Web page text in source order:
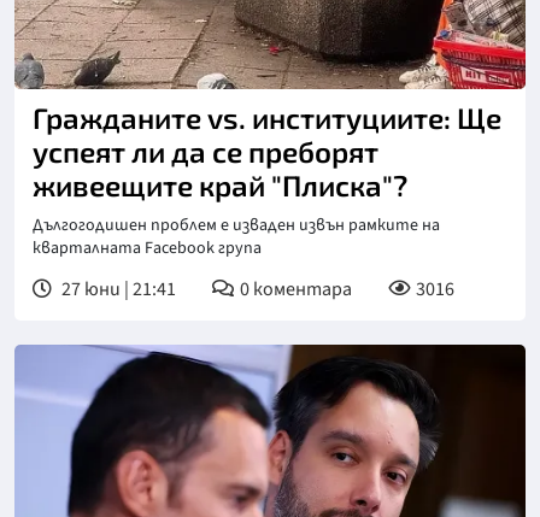
Гражданите vs. институциите: Ще
успеят ли да се преборят
живеещите край "Плиска"?
Дългогодишен проблем е изваден извън рамките на
кварталната Facebook група
27 юни | 21:41 0коментара 3016